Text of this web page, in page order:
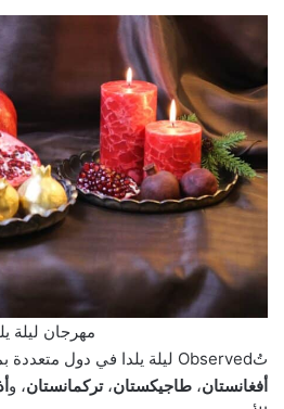
مهرجان ليلة
تُObserved ليلة يلدا في دول متعددة بما في ذلك
أفغانستان، طاجيكستان،تركمانستان، و